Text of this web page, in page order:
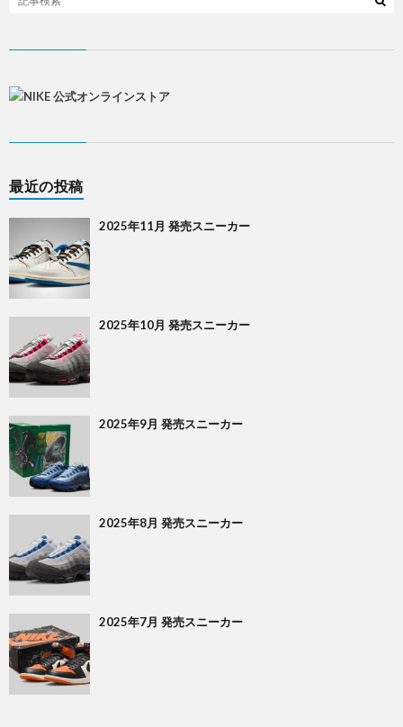
最近の投稿
2025年11月 発売スニーカー
2025年10月 発売スニーカー
2025年9月 発売スニーカー
2025年8月 発売スニーカー
2025年7月 発売スニーカー